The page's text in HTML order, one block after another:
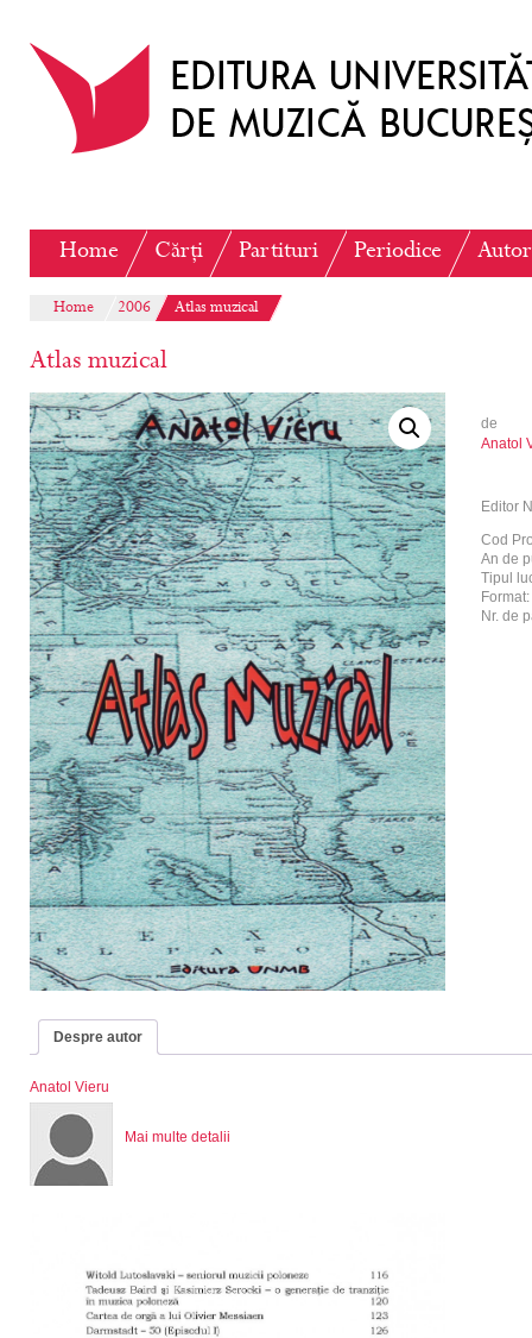
Home Cărți Partituri Periodice
Home 2006 Atlas muzical
Atlas muzical
de
Anatol
Editor
Cod
An de
Tipul
Format:
Nr. de
Despre autor
Anatol Vieru
Mai multe detalii